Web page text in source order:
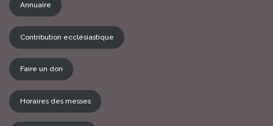
Annuaire
Contribution ecclésiastique
Faire un don
Horaires des messes